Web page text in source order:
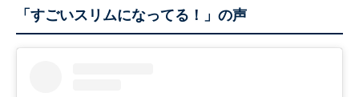
「すごいスリムになってる！」の声